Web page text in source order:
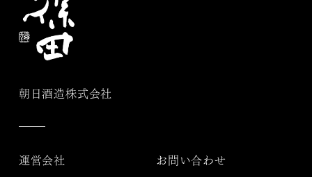
朝日酒造株式会社
運営会社 お問い合わせ